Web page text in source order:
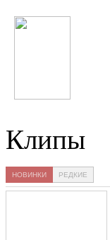
Клипы
НОВИНКИ РЕДКИЕ